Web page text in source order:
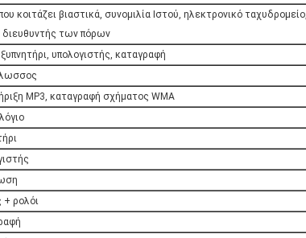
κοιτάζει βιαστικά, συνομιλία Ιστού, ηλεκτρονικό ταχυδρομείο,
διευθυντής των πόρων
υπολογιστής, καταγραφή
MP3, καταγραφή σχήματος WMA
+ ρολόι